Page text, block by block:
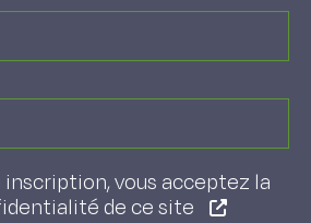
vous acceptez la
de ce site